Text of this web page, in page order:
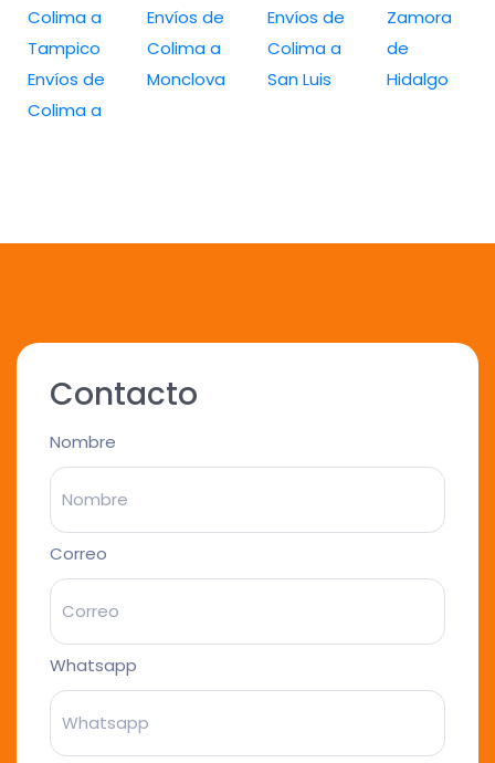
Colima a
Tampico
Envíos de
Colima a
Envíos de
Colima a
Monclova
Envíos de
Colima a
San Luis
Zamora
de
Hidalgo
Contacto
Nombre
Correo
Whatsapp